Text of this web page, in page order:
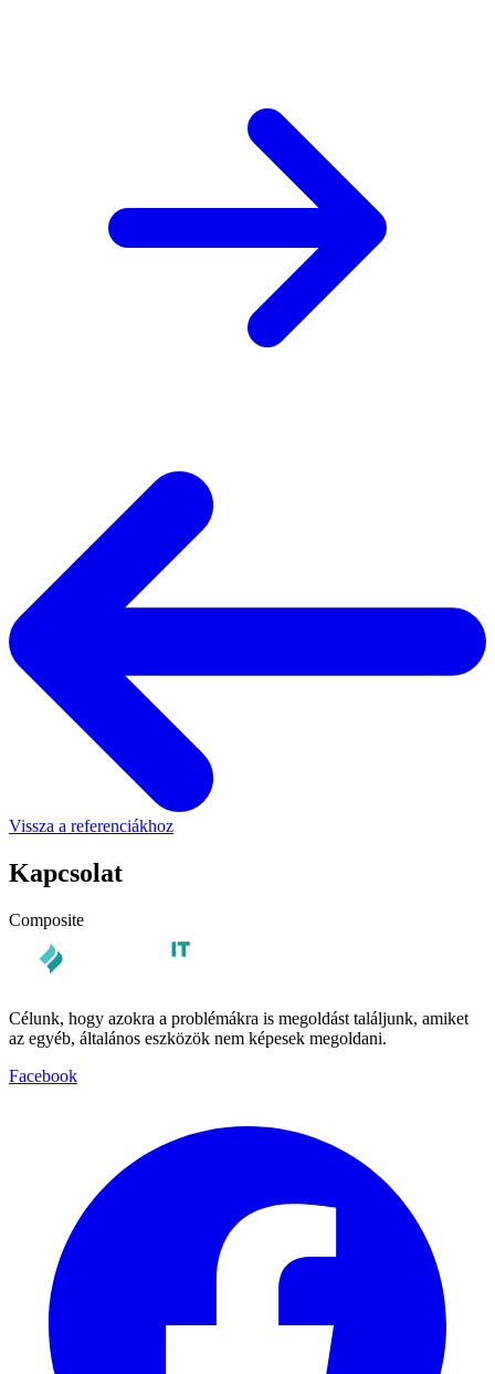
Vissza a referenciákhoz
Kapcsolat
Composite
Célunk, hogy azokra a problémákra is megoldást találjunk, amiket
az egyéb, általános eszközök nem képesek megoldani.
Facebook